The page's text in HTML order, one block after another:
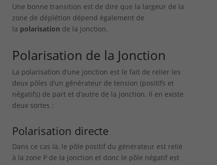
Une bonne transition est de dire que la largeur de la
zone de déplétion dépend également de
la polarisation de la jonction.
Polarisation de la Jonction
La polarisation d’une jonction est le fait de relier les
deux pôles d’un générateur de tension (positifs et
négatifs) de part et d’autre de la jonction. Il en existe
deux sortes :
Polarisation directe
Dans ce cas là, le pôle positif du générateur est relié
à la zone P de la jonction et donc le pôle négatif est